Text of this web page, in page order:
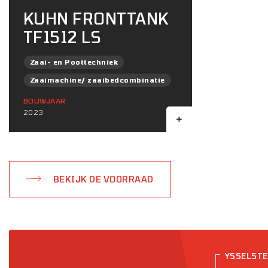
KUHN FRONTTANK
TF1512 LS
Zaai- en Poottechniek
Zaaimachine/ zaaibedcombinatie
BOUWJAAR
2023
BEKIJK DE VOORRAAD